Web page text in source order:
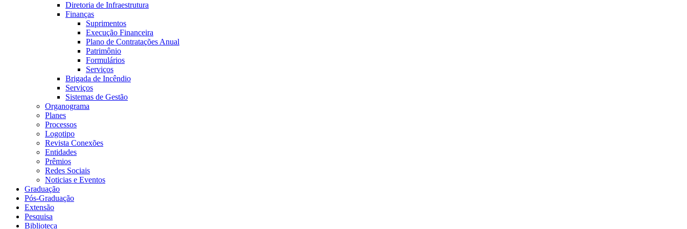
Diretoria de Infraestrutura
Finanças
Suprimentos
Execução Financeira
Plano de Contratações Anual
Patrimônio
Formulários
Serviços
Brigada de Incêndio
Serviços
Sistemas de Gestão
Organograma
Planes
Processos
Logotipo
Revista Conexões
Entidades
Prêmios
Redes Sociais
Noticias e Eventos
Graduação
Pós-Graduação
Extensão
Pesquisa
Biblioteca